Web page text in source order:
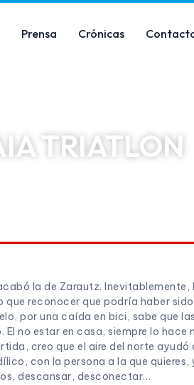
Prensa Crónicas
TRIATLON
la de Zarautz.
reconocer que podría haber
por una caída en bici, sabe que
no estar en casa, siempre lo
creo que el aire del norte ayudó
con la persona a la que
descansar, desconectar…